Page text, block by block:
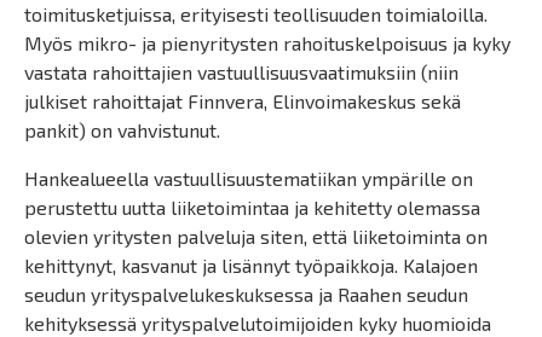
toimitusketjuissa, erityisesti teollisuuden toimialoilla.
Myös mikro- ja pienyritysten rahoituskelpoisuus ja kyky
vastata rahoittajien vastuullisuusvaatimuksiin (niin
julkiset rahoittajat Finnvera, Elinvoimakeskus sekä
pankit) on vahvistunut.
Hankealueella vastuullisuustematiikan ympärille on
perustettu uutta liiketoimintaa ja kehitetty olemassa
olevien yritysten palveluja siten, että liiketoiminta on
kehittynyt, kasvanut ja lisännyt työpaikkoja. Kalajoen
seudun yrityspalvelukeskuksessa ja Raahen seudun
kehityksessä yrityspalvelutoimijoiden kyky huomioida